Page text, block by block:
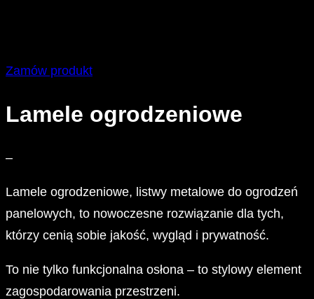
Zamów produkt
Lamele ogrodzeniowe
–
Lamele ogrodzeniowe, listwy metalowe do ogrodzeń
panelowych, to nowoczesne rozwiązanie dla tych,
którzy cenią sobie jakość, wygląd i prywatność.
To nie tylko funkcjonalna osłona – to stylowy element
zagospodarowania przestrzeni.